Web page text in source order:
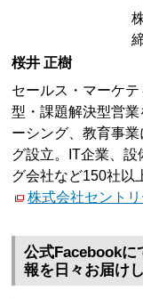
桜井 正樹
セールス・マーケ
型・課題解決型営
ーシング、教育事
グ設立。IT企業、
グ会社など150社以
株式会社セント
公式Facebookに
報を日々お届け